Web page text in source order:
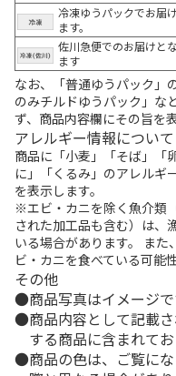
冷凍ゆうパックでお届
ます。
佐川急便でのお届けと
ます
なお、「普通ゆうパック」
のみチルドゆうパック」な
ず、商品内容欄にその旨を
アレルギー情報について
商品に「小麦」「そば」「
に」「くるみ」のアレルギ
を表示します。
※エビ・カニを除く魚介類
された加工品も含む）は、
いる場合があります。 ま
ビ・カニを食べている可能
その他
商品写真はイメージで
商品内容として記載
する商品に含まれてお
商品の色は、ご覧に